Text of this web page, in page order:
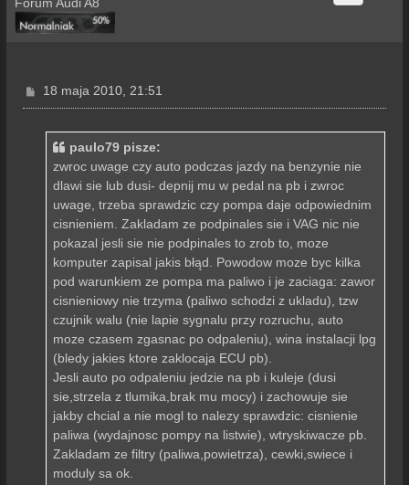
P
o
18 maja 2010, 21:51
paulo79 pisze:
zwroc uwage czy auto podczas jazdy na benzynie nie
dlawi sie lub dusi- depnij mu w pedal na pb i zwroc
uwage, trzeba sprawdzic czy pompa daje odpowiednim
cisnieniem. Zakladam ze podpinales sie i VAG nic nie
pokazal jesli sie nie podpinales to zrob to, moze
komputer zapisal jakis błąd. Powodow moze byc kilka
pod warunkiem ze pompa ma paliwo i je zaciaga: zawor
cisnieniowy nie trzyma (paliwo schodzi z ukladu), tzw
czujnik walu (nie lapie sygnalu przy rozruchu, auto
moze czasem zgasnac po odpaleniu), wina instalacji lpg
(bledy jakies ktore zaklocaja ECU pb).
Jesli auto po odpaleniu jedzie na pb i kuleje (dusi
sie,strzela z tlumika,brak mu mocy) i zachowuje sie
jakby chcial a nie mogl to nalezy sprawdzic: cisnienie
paliwa (wydajnosc pompy na listwie), wtryskiwacze pb.
Zakladam ze filtry (paliwa,powietrza), cewki,swiece i
moduly sa ok.